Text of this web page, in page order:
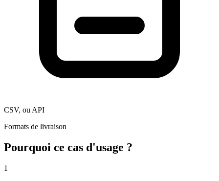
CSV, ou API
Formats de livraison
Pourquoi ce cas d'usage ?
1